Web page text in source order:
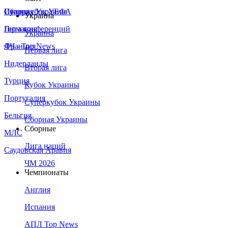
Сборная Украины
Италия
Германия
Франция
Нидерланды
Турция
Португалия
Бельгия
МЛС
Саудовская Аравия
Суперкубок УЕФА
Лига конференций
ЛЧ - Top News
Украина
Украина
Первая лига
Вторая лига
Кубок Украины
Суперкубок Украины
Сборная Украины
Сборные
Лига наций
ЧМ 2026
Чемпионаты
Англия
Испания
АПЛ Top News